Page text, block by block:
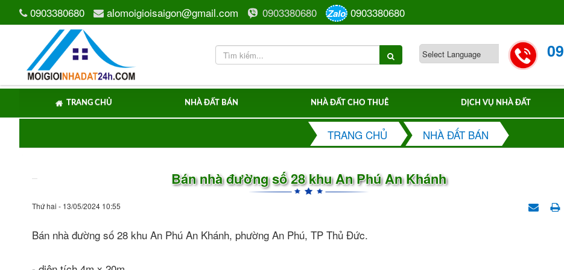
0903380680 alomoigioisaigon@gmail.com 0903380680 Zalo 0903380680
TRANG CHỦ NHÀ ĐẤT BÁN NHÀ ĐẤT CHO THUÊ DỊCH VỤ NHÀ ĐẤT
TRANG CHỦ NHÀ ĐẤT BÁN
Bán nhà đường số 28 khu An Phú An Khánh
Thứ hai - 13/05/2024 10:55
Bán nhà đường số 28 khu An Phú An Khánh, phường An Phú, TP Thủ Đức.